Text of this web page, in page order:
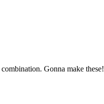
Gonna make these!